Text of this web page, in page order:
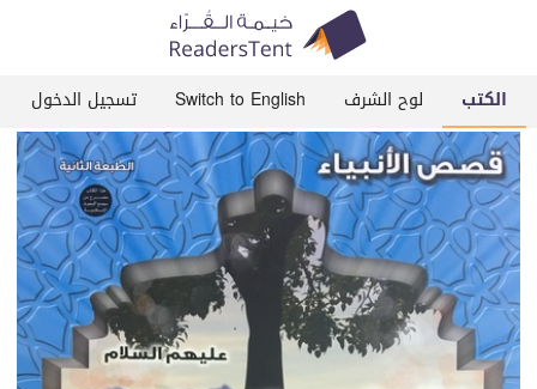
الكتب لوح الشرف Switch to English تسجيل الدخول